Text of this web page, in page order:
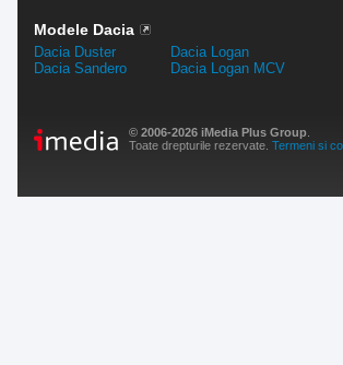
Modele Dacia
Dacia Duster
Dacia Sandero
Dacia Logan
Dacia Logan MCV
© 2006-2026 iMedia Plus Group
Toate drepturile rezervate. Termeni si